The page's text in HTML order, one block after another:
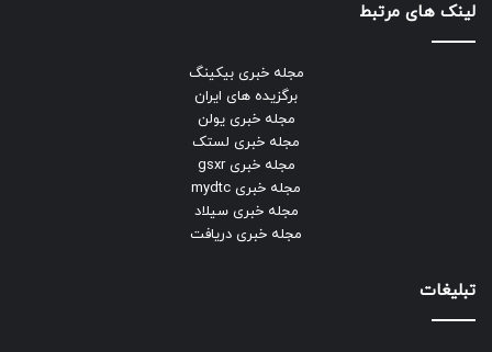
لینک های مرتبط
مجله خبری بیکینگ
برگزیده های ایران
مجله خبری یولن
مجله خبری لستک
مجله خبری gsxr
مجله خبری mydtc
مجله خبری سیلاد
مجله خبری دریافت
تبلیغات